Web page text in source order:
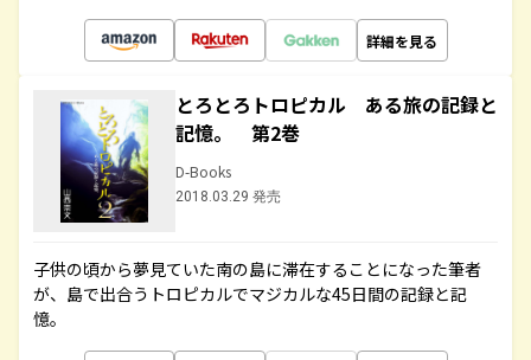
詳細を見る
とろとろトロピカル ある旅の記録と
記憶。 第2巻
D-Books
2018.03.29 発売
子供の頃から夢見ていた南の島に滞在することになった筆者
が、島で出合うトロピカルでマジカルな45日間の記録と記
憶。